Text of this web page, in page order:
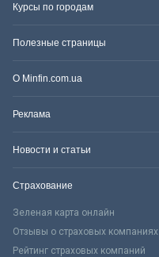
Курсы по городам
Полезные страницы
О Minfin.com.ua
Реклама
Новости и статьи
Страхование
Зеленая карта онлайн
Отзывы о страховых компаниях
Рейтинг страховых компаний